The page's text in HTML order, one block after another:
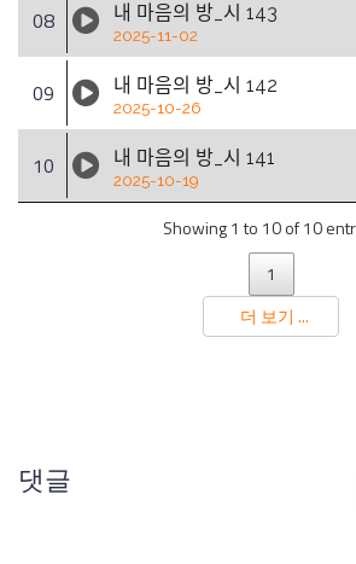
08 내 마음의 방_시 143
2025-11-02
09 내 마음의 방_시 142
2025-10-26
10 내 마음의 방_시 141
2025-10-19
Showing 1 to 10 of 10
1
더 보기 ...
댓글